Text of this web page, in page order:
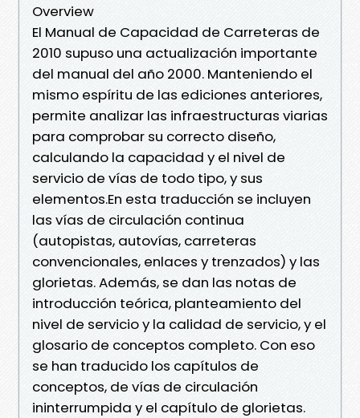
Overview
El Manual de Capacidad de Carreteras de
2010 supuso una actualización importante
del manual del año 2000. Manteniendo el
mismo espíritu de las ediciones anteriores,
permite analizar las infraestructuras viarias
para comprobar su correcto diseño,
calculando la capacidad y el nivel de
servicio de vías de todo tipo, y sus
elementos.En esta traducción se incluyen
las vías de circulación continua
(autopistas, autovías, carreteras
convencionales, enlaces y trenzados) y las
glorietas. Además, se dan las notas de
introducción teórica, planteamiento del
nivel de servicio y la calidad de servicio, y el
glosario de conceptos completo. Con eso
se han traducido los capítulos de
conceptos, de vías de circulación
ininterrumpida y el capítulo de glorietas.